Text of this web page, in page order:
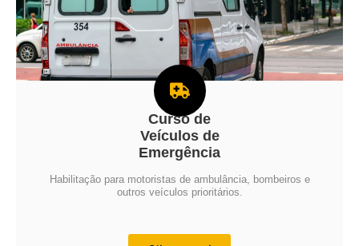
Curso de
Veículos de
Emergência
Habilitação para motoristas de ambulância, bombeiros e
outros veículos prioritários.